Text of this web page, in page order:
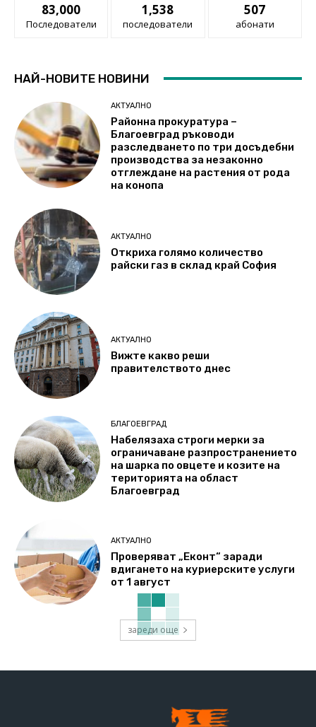
83,000
Последователи
1,538
последователи
507
абонати
НАЙ-НОВИТЕ НОВИНИ
АКТУАЛНО
Районна прокуратура –
Благоевград ръководи
разследването по три досъдебни
производства за незаконно
отглеждане на растения от рода
на конопа
АКТУАЛНО
Откриха голямо количество
райски газ в склад край София
АКТУАЛНО
Вижте какво реши
правителството днес
БЛАГОЕВГРАД
Набелязаха строги мерки за
ограничаване разпространението
на шарка по овцете и козите на
територията на област
Благоевград
АКТУАЛНО
Проверяват „Еконт“ заради
вдигането на куриерските услуги
от 1 август
зареди още